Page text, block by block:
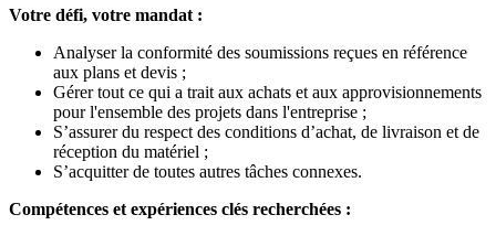
Votre défi, votre mandat :
Analyser la conformité des soumissions reçues en référence
aux plans et devis ;
Gérer tout ce qui a trait aux achats et aux approvisionnements
pour l'ensemble des projets dans l'entreprise ;
S’assurer du respect des conditions d’achat, de livraison et de
réception du matériel ;
S’acquitter de toutes autres tâches connexes.
Compétences et expériences clés recherchées :